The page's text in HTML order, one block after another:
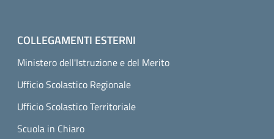
COLLEGAMENTI ESTERNI
Ministero dell'Istruzione e del Merito
Ufficio Scolastico Regionale
Ufficio Scolastico Territoriale
Scuola in Chiaro